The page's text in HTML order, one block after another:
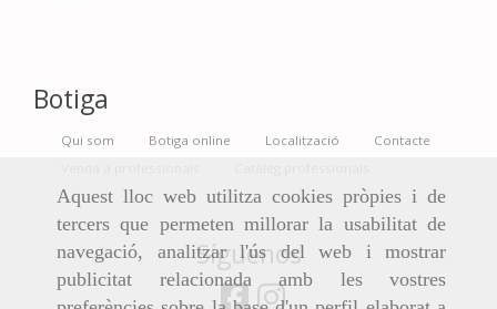
Aquest lloc web utilitza cookies pròpies i de
tercers que permeten millorar la usabilitat de
navegació, analitzar l'ús del web i mostrar
publicitat relacionada amb les vostres
Botiga
Qui som Botiga online Localització
Contacte
Síguenos